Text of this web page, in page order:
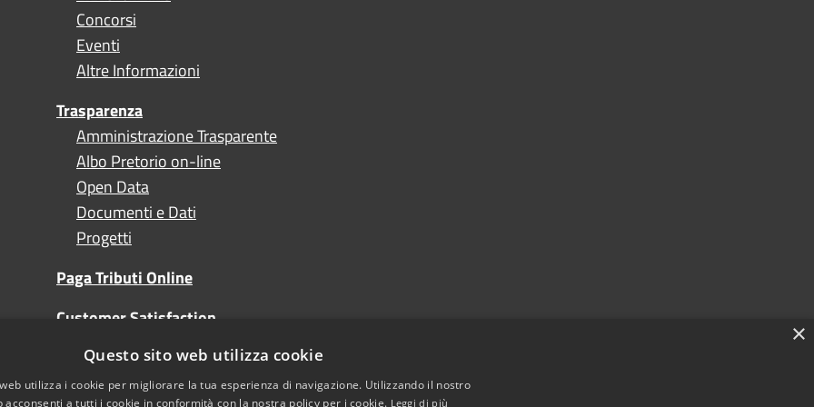
Concorsi
Eventi
Altre Informazioni
Trasparenza
Amministrazione Trasparente
Albo Pretorio on-line
Open Data
Documenti e Dati
Progetti
Paga Tributi Online
Customer Satisfaction
Turismo
×
Questo sito web utilizza cookie
utilizza i cookie per migliorare la tua esperienza di navigazione. Utilizzando il nostro
acconsenti a tutti i cookie in conformità con la nostra policy per i cookie. Leggi di più